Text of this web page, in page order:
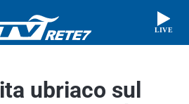
LIVE
ubriaco sul